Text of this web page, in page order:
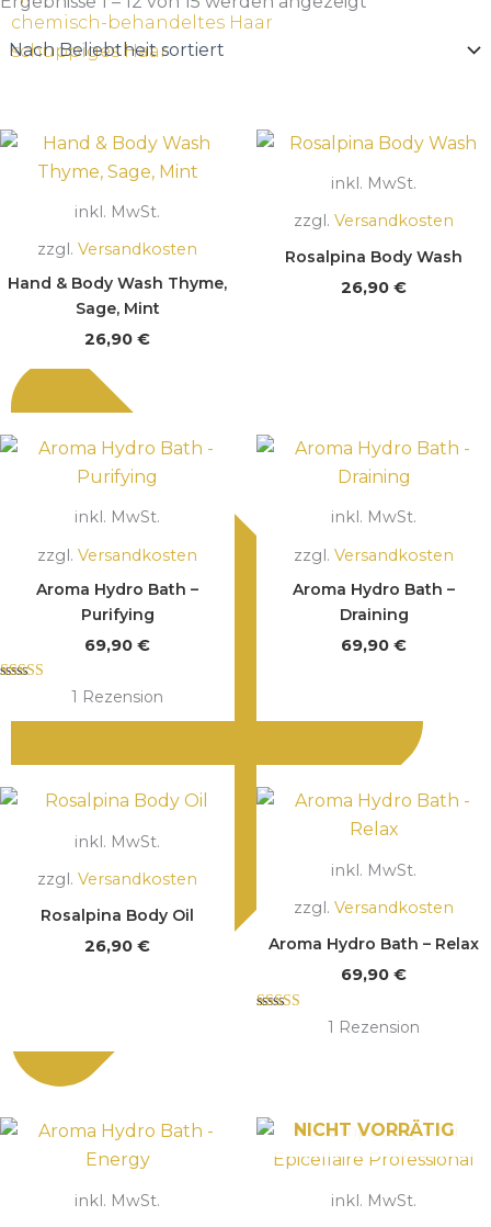
chemisch-behandeltes Haar
schuppiges Haar
inkl. MwSt.
zzgl. Versandkosten
Hand & Body Wash Thyme,
Sage, Mint
26,90 €
inkl. MwSt.
zzgl. Versandkosten
Rosalpina Body Wash
26,90 €
inkl. MwSt.
zzgl. Versandkosten
Aroma Hydro Bath –
Purifying
69,90 €
Bewertet mit
von 5
1 Rezension
inkl. MwSt.
zzgl. Versandkosten
Aroma Hydro Bath –
Draining
69,90 €
inkl. MwSt.
zzgl. Versandkosten
Rosalpina Body Oil
26,90 €
inkl. MwSt.
zzgl. Versandkosten
Aroma Hydro Bath – Relax
69,90 €
Bewertet mit1 Rezension
inkl. MwSt.
NICHT VORRÄTIG
inkl. MwSt.